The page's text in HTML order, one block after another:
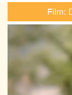
Film: